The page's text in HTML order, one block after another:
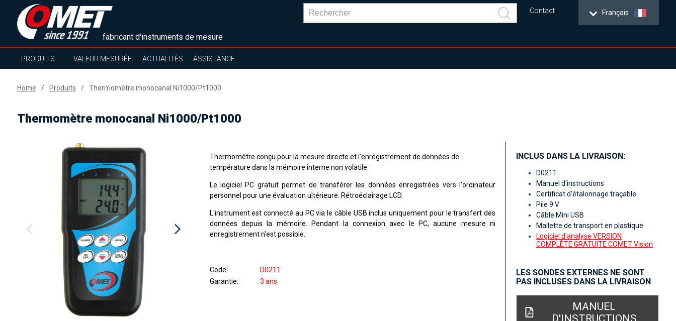
fabricant d'instruments de mesure
Français
Contact
PRODUITS VALEUR MESURÉE ACTUALITÉS ASSISTANCE
Home Produits Thermomètre monocanal Ni1000/Pt1000
Thermomètre monocanal Ni1000/Pt1000
Thermomètre conçu pour la mesure directe et l'enregistrement de données de
température dans la mémoire interne non volatile.
Le logiciel PC gratuit permet de transférer les données enregistrées vers l'ordinateur
personnel pour une évaluation ultérieure. Rétroéclairage LCD.
L'instrument est connecté au PC via le câble USB inclus uniquement pour le transfert des
données depuis la mémoire. Pendant la connexion avec le PC, aucune mesure ni
enregistrement n'est possible.
Code
D0211
Garantie
3 ans
INCLUS DANS LA LIVRAISON:
D0211
Manuel d'instructions
Certificat d'étalonnage traçable
Pile 9 V
Câble Mini USB
Mallette de transport en plastique
Logiciel d'analyse VERSION
COMPLÈTE GRATUITE COMET Vision
LES SONDES EXTERNES NE SONT
PAS INCLUSES DANS LA LIVRAISON
MANUEL
D'INSTRUCTIONS